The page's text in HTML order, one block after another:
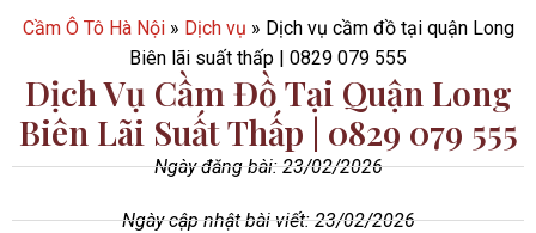
Cầm Ô Tô Hà Nội» Dịch vụ » Dịch vụ cầm đồ tại quận Long
Biên lãi suất thấp | 0829 079 555
Dịch Vụ Cầm Đồ Tại Quận Long
Biên Lãi Suất Thấp | 0829 079 555
Ngày đăng bài: 23/02/2026
Ngày cập nhật bài viết: 23/02/2026